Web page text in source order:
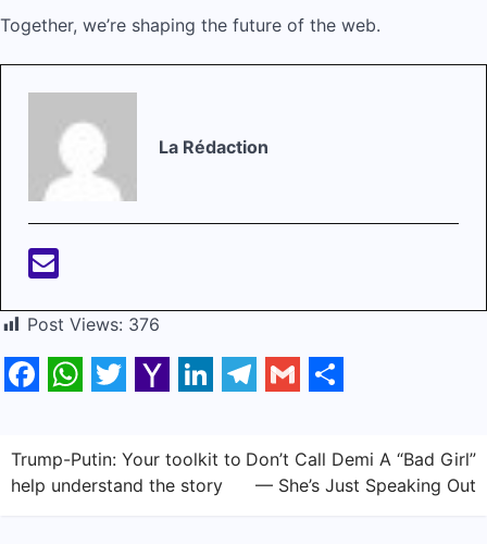
Together, we’re shaping the future of the web.
La Rédaction
Post Views: 376
Mail
Navigation
de
Trump-Putin: Your toolkit to
help understand the story
Don’t Call Demi A “Bad Girl”
— She’s Just Speaking Out